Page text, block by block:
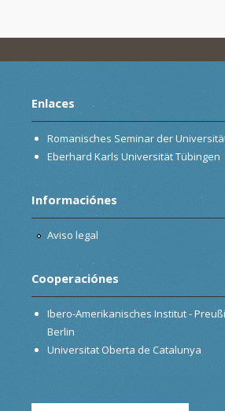
Enlaces
Romanisches Seminar der
Eberhard Karls Universität Tübingen
Informaciónes
Aviso legal
Cooperaciónes
Ibero-Amerikanisches Institut -
Berlin
Universitat Oberta de Catalunya